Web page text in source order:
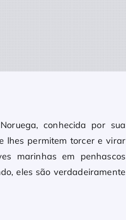
conhecida por sua
lhes permitem torcer e virar
marinhas em penhascos
eles são verdadeiramente